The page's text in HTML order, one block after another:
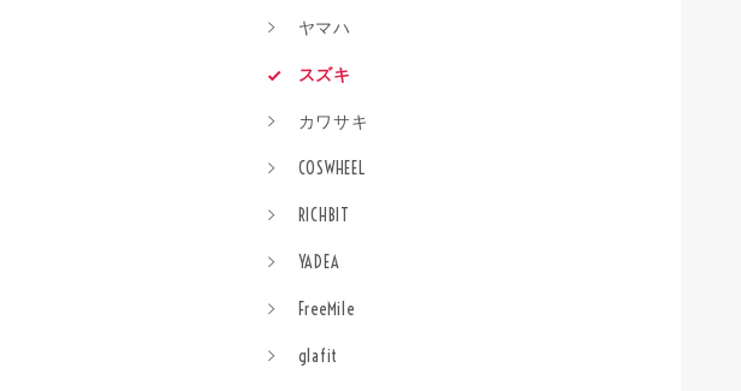
ヤマハ
スズキ
カワサキ
COSWHEEL
RICHBIT
YADEA
FreeMile
glafit